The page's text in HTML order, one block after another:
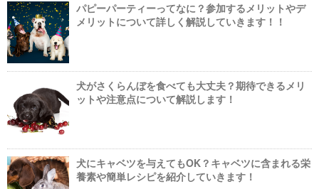
パピーパーティーってなに？参加するメリットやデ
メリットについて詳しく解説していきます！！
犬がさくらんぼを食べても大丈夫？期待できるメリ
ットや注意点について解説します！
犬にキャベツを与えてもOK？キャベツに含まれる栄
養素や簡単レシピを紹介していきます！